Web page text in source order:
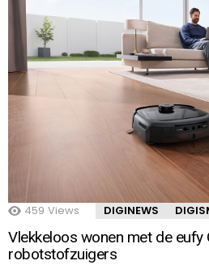
459 Views DIGINEWS
Vlekkeloos wonen met de eufy
robotstofzuigers